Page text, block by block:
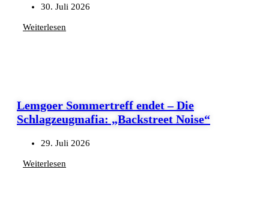
30. Juli 2026
Weiterlesen
Lemgoer Sommertreff endet – Die
Schlagzeugmafia: „Backstreet Noise“
29. Juli 2026
Weiterlesen